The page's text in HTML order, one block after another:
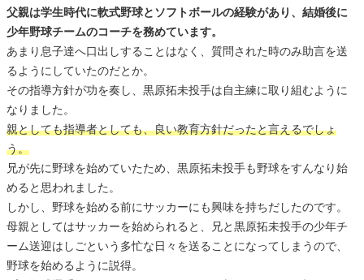
父親は学生時代に軟式野球とソフトボールの経験があり、結婚後に
少年野球チームのコーチを務めています。
あまり息子達へ口出しすることはなく、質問された時のみ助言を送
るようにしていたのだとか。
その指導方針が功を奏し、黒原拓未投手は自主練に取り組むように
なりました。
親としても指導者としても、良い教育方針だったと言えるでしょ
う。
兄が先に野球を始めていたため、黒原拓未投手も野球をすんなり始
めると思われました。
しかし、野球を始める前にサッカーにも興味を持ちだしたのです。
母親としてはサッカーを始められると、兄と黒原拓未投手の少年チ
ーム送迎はしごという多忙な日々を送ることになってしまうので、
野球を始めるように説得。